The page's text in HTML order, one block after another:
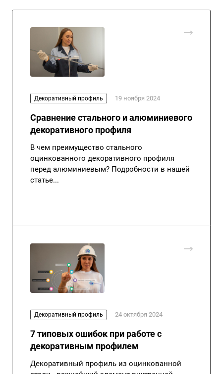
Декоративный профиль 19 ноября 2024
Сравнение стального и алюминиевого
декоративного профиля
В чем преимущество стального
оцинкованного декоративного профиля
перед алюминиевым? Подробности в нашей
статье...
Декоративный профиль 24 октября 2024
7 типовых ошибок при работе с
декоративным профилем
Декоративный профиль из оцинкованной